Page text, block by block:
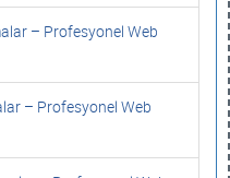
– Profesyonel Web
– Profesyonel Web